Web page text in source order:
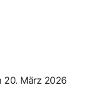
20. März 2026